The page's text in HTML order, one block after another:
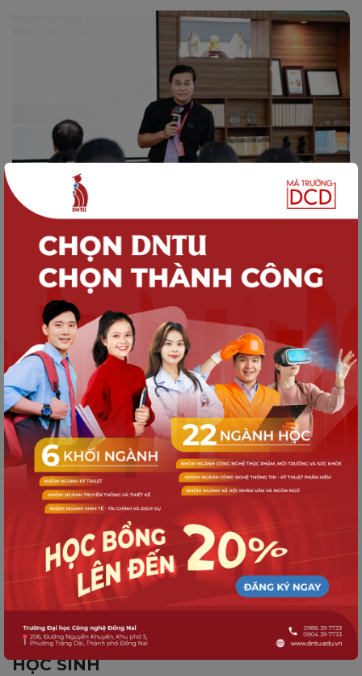
NGHIÊN CỨU KHOA HỌC
TẬP HUẤN SỬ DỤNG PHẦN MỀM
PAPERPAL HỖ TRỢ NGHIÊN CỨU
KHOA HỌC TẠI DNTU
NGHIÊN CỨU KHOA HỌC
DNTU ĐỒNG HÀNH CÙNG CÁC
TRƯỜNG THPT TRONG ĐỔI MỚI
NGHIÊN CỨU KHOA HỌC DÀNH CHO
HỌC SINH